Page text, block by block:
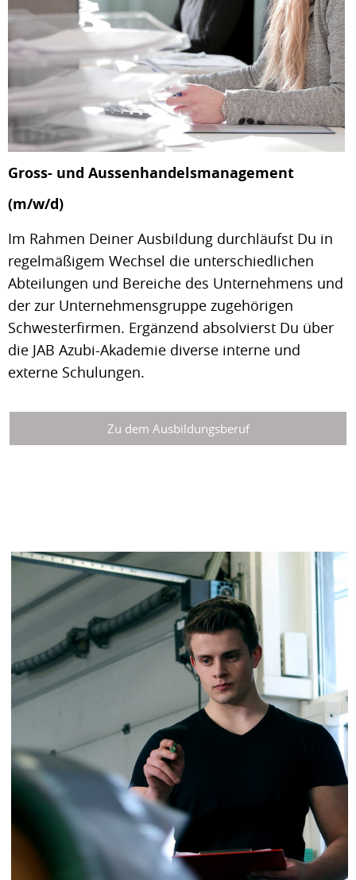
Gross- und Aussenhandelsmanagement
(m/w/d)
Im Rahmen Deiner Ausbildung durchläufst Du in
regelmäßigem Wechsel die unterschiedlichen
Abteilungen und Bereiche des Unternehmens und
der zur Unternehmensgruppe zugehörigen
Schwesterfirmen. Ergänzend absolvierst Du über
die JAB Azubi-Akademie diverse interne und
externe Schulungen.
Zu dem Ausbildungsberuf